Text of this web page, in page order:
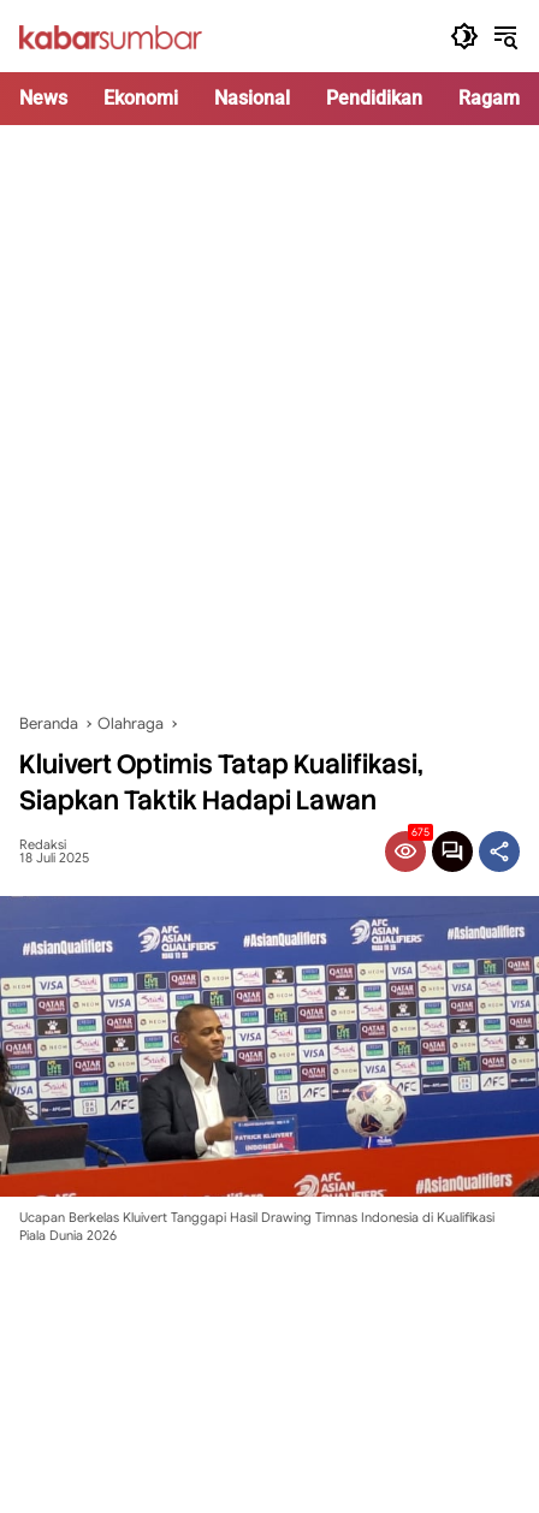
News Ekonomi Nasional Pendidikan Ragam
Beranda Olahraga
Kluivert Optimis Tatap Kualifikasi,
Siapkan Taktik Hadapi Lawan
Redaksi
18 Juli 2025
675
Ucapan Berkelas Kluivert Tanggapi Hasil Drawing Timnas Indonesia di Kualifikasi
Piala Dunia 2026